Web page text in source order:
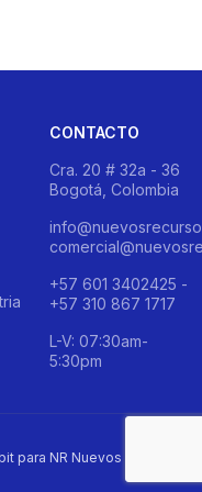
CONTACTO
Cra. 20 # 32a - 36
Bogotá, Colombia
+57 601 3402425 -
+57 310 867 1717
L-V: 07:30am-
5:30pm
para NR Nuevos Recursos